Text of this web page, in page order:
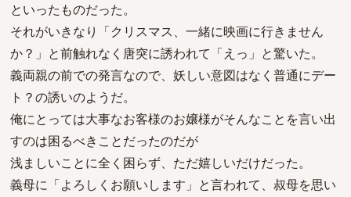
といったものだった。
それがいきなり「クリスマス、一緒に映画に行きません
か？」と前触れなく唐突に誘われて「えっ」と驚いた。
義両親の前での発言なので、妖しい意図はなく普通にデー
ト？の誘いのようだ。
俺にとっては大事なお客様のお嬢様がそんなことを言い出
すのは困るべきことだったのだが
浅ましいことに全く困らず、ただ嬉しいだけだった。
義母に「よろしくお願いします」と言われて、叔母を思い